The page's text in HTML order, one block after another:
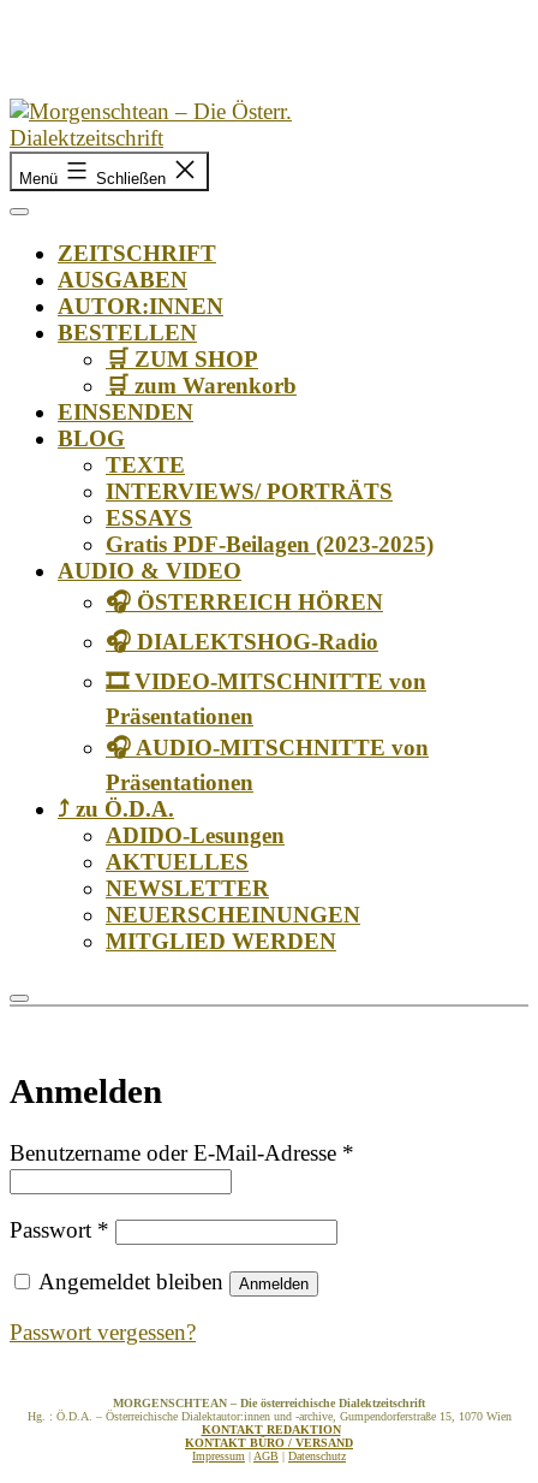
Morgenschtean
–
Die
Österr.
Dialektzeitschrift
Menü Schließen
ZEITSCHRIFT
AUSGABEN
AUTOR:INNEN
BESTELLEN
🛒 ZUM SHOP
🛒 zum Warenkorb
EINSENDEN
BLOG
TEXTE
INTERVIEWS/ PORTRÄTS
ESSAYS
Gratis PDF-Beilagen (2023-2025)
AUDIO & VIDEO
🎧 ÖSTERREICH HÖREN
🎧 DIALEKTSHOG-Radio
🎞️ VIDEO-MITSCHNITTE von
Präsentationen
🎧 AUDIO-MITSCHNITTE von
Präsentationen
⤴️ zu Ö.D.A.
ADIDO-Lesungen
AKTUELLES
NEWSLETTER
NEUERSCHEINUNGEN
MITGLIED WERDEN
Anmelden
Benutzername oder E-Mail-Adresse *
Passwort * Erforderlich
Angemeldet bleiben Anmelden
Passwort vergessen?
MORGENSCHTEAN – Die österreichische Dialektzeitschrift
Hg. : Ö.D.A. – Österreichische Dialektautor:innen und -archive, Gumpendorferstraße 15, 1070 Wien
KONTAKT REDAKTION
KONTAKT BÜRO / VERSAND
Impressum | AGB | Datenschutz